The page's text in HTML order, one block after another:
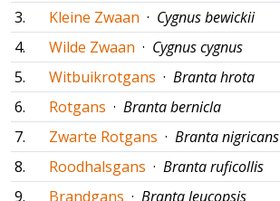
3.
Kleine Zwaan · Cygnus bewickii
4.
Wilde Zwaan · Cygnus cygnus
5.
Witbuikrotgans · Branta hrota
6.
Rotgans · Branta bernicla
7.
Zwarte Rotgans · Branta nigricans
8.
Roodhalsgans · Branta ruficollis
9.
Brandgans · Branta leucopsis